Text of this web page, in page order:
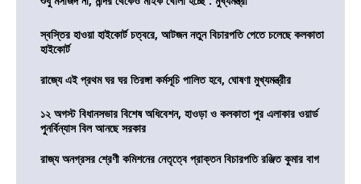
স্বস্তির হাওয়া হাইকোর্ট চত্বরে, আটজন নতুন বিচারপতি পেতে চলেছে কলকাতা
হাইকোর্ট
রাজ্যে এই প্রথম ঘর ঘর তিরঙ্গা কর্মসূচি পালিত হবে, ঘোষণা মুখ্যমন্ত্রীর
১২ অগস্ট বিধানসভার বিশেষ অধিবেশন, হাওড়া ও কলকাতা পুর এলাকার ওয়ার্ড
পুনর্বিন্যাস বিল আনছে সরকার
রাজ্য অনগ্রসর শ্রেণী কমিশনের নেতৃত্বে প্রাক্তন বিচারপতি রঞ্জিত কুমার বাগ